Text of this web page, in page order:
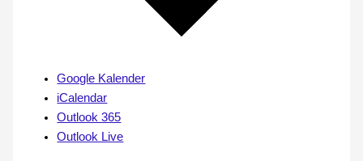
Google Kalender
iCalendar
Outlook 365
Outlook Live